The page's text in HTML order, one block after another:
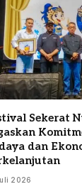
Sekerat
dan
2026